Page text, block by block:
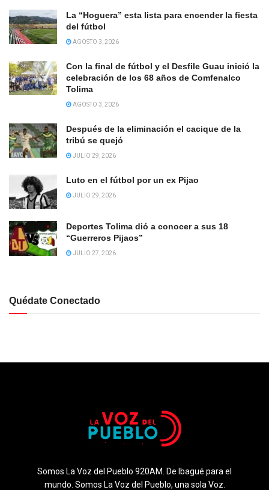
La “Hoguera” esta lista para encender la fiesta
del fútbol
AGOSTO 3, 2026
Con la final de fútbol y el Desfile Guau inició la
celebración de los 68 años de Comfenalco
Tolima
AGOSTO 3, 2026
Después de la eliminación el cacique de la
tribú se quejó
JULIO 29, 2026
Luto en el fútbol por un ex Pijao
JULIO 29, 2026
Deportes Tolima dió a conocer a sus 18
“Guerreros Pijaos”
JULIO 27, 2026
Quédate Conectado
Somos La Voz del Pueblo 920AM. De Ibagué para el
mundo. Somos La Voz del Pueblo, una sola Voz.